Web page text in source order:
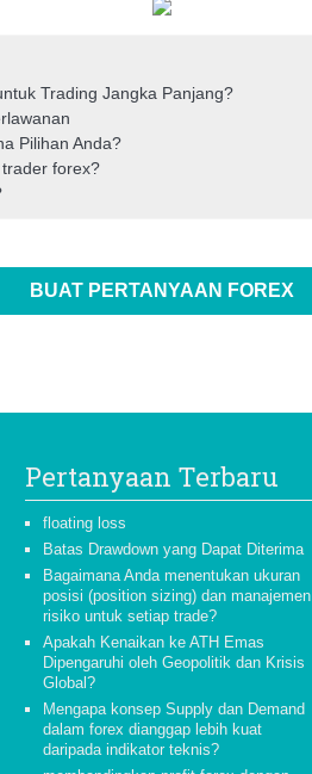
Trading Jangka Panjang?
Pilihan Anda?
forex?
BUAT PERTANYAAN FOREX
Pertanyaan Terbaru
floating loss
Batas Drawdown yang Dapat Diterima
Bagaimana Anda menentukan ukuran
posisi (position sizing) dan manajemen
risiko untuk setiap trade?
Apakah Kenaikan ke ATH Emas
Dipengaruhi oleh Geopolitik dan Krisis
Global?
Mengapa konsep Supply dan Demand
dalam forex dianggap lebih kuat
daripada indikator teknis?